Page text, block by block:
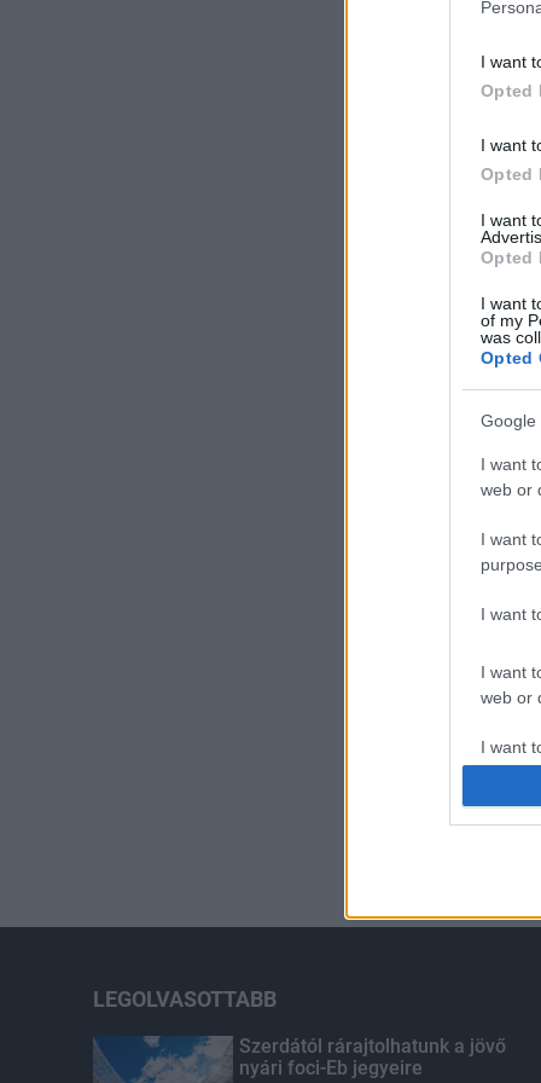
I want
Opted
I want
Opted
I want
Opted
I want
of my
was
Opted
Google
I want
web or
I want
I want
I want
web or
I want
I want
I want
LEGOLVASOTTABB
Szerdától rárajtolhatunk a jövő
nyári foci-Eb jegyeire